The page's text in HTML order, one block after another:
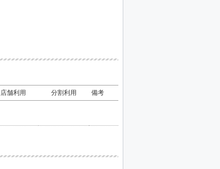
店舗利用 分割利用 備考